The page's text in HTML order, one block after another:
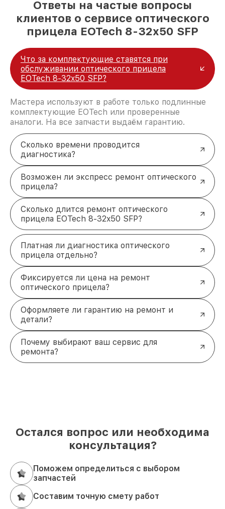
Ответы на частые вопросы
клиентов о сервисе оптического
прицела EOTech 8-32x50 SFP
Что за комплектующие ставятся при
обслуживании оптического прицела
EOTech 8-32x50 SFP?
Мастера используют в работе только подлинные
комплектующие EOTech или проверенные
аналоги. На все запчасти выдаём гарантию.
Сколько времени проводится
диагностика?
Возможен ли экспресс ремонт оптического
прицела?
Сколько длится ремонт оптического
прицела EOTech 8-32x50 SFP?
Платная ли диагностика оптического
прицела отдельно?
Фиксируется ли цена на ремонт
оптического прицела?
Оформляете ли гарантию на ремонт и
детали?
Почему выбирают ваш сервис для
ремонта?
Остался вопрос или необходима
консультация?
Поможем определиться с выбором
запчастей
Составим точную смету работ